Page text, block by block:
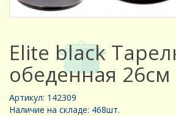
Elite black
обеденная 26см
Артикул: 142309
Наличие на складе: 468шт.